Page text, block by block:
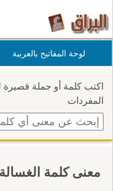
لوحة المفاتيح بالعربية
اكتب كلمة أو جملة
المفردات
معنى كلمة